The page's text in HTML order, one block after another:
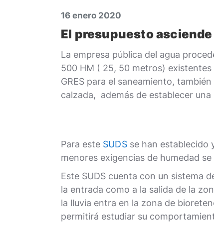
16 enero 2020
El presupuesto
La empresa pública del agua
500 HM ( 25, 50 metros)
GRES para el saneamiento,
calzada, además de establecer
Para este SUDSse han establecido
menores exigencias de humedad
Este SUDS cuenta con un sistema
la entrada como a la salida de la
la lluvia entra en la zona de
permitirá estudiar su